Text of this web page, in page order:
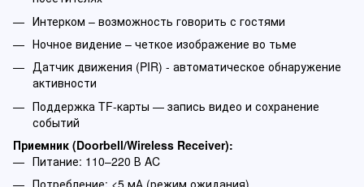
Интерком – возможность говорить с гостями
Ночное видение – четкое изображение во тьме
Датчик движения (PIR) - автоматическое обнаружение
активности
Поддержка TF-карты — запись видео и сохранение
событий
Приемник (Doorbell/Wireless Receiver):
Питание: 110–220 В AC